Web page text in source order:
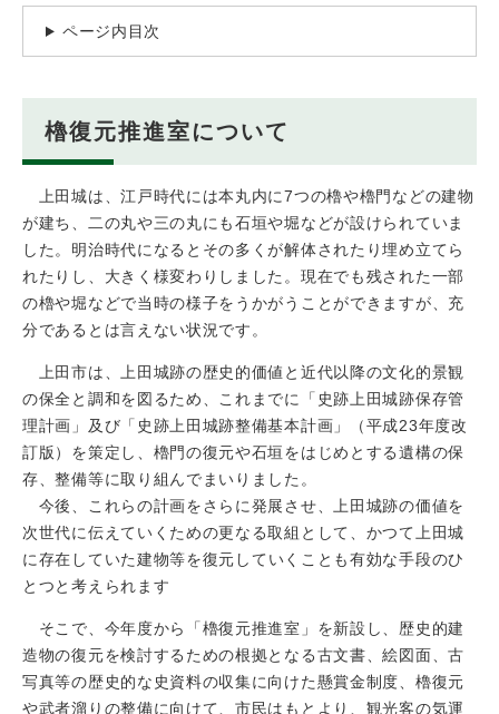
ページ内目次
櫓復元推進室について
上田城は、江戸時代には本丸内に7つの櫓や櫓門などの建物
が建ち、二の丸や三の丸にも石垣や堀などが設けられていま
した。明治時代になるとその多くが解体されたり埋め立てら
れたりし、大きく様変わりしました。現在でも残された一部
の櫓や堀などで当時の様子をうかがうことができますが、充
分であるとは言えない状況です。
上田市は、上田城跡の歴史的価値と近代以降の文化的景観
の保全と調和を図るため、これまでに「史跡上田城跡保存管
理計画」及び「史跡上田城跡整備基本計画」（平成23年度改
訂版）を策定し、櫓門の復元や石垣をはじめとする遺構の保
存、整備等に取り組んでまいりました。
今後、これらの計画をさらに発展させ、上田城跡の価値を
次世代に伝えていくための更なる取組として、かつて上田城
に存在していた建物等を復元 していくことも有効な手段のひ
とつと考えられます
そこで、今年度から「櫓復元推進室」を新設し、歴史的建
造物の復元を検討するための根拠となる古文書、絵図面、古
写真等の歴史的な史資料の収集に向けた懸賞金制度、櫓復元
や武者溜りの整備に向けて、市民はもとより、観光客の気運